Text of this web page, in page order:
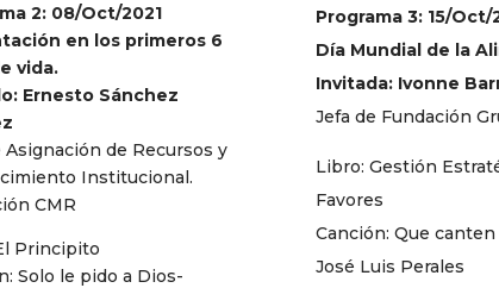
2: 08/Oct/2021
en los primeros 6
vida.
Ernesto Sánchez
Asignación de Recursos y
Institucional.
CMR
Principito
Solo le pido a Dios-
Programa 3: 15/Oct/
Día Mundial de la
Invitada: Ivonne
Jefa de Fundación
Libro: Gestión
Favores
Canción: Que
José Luis Perales